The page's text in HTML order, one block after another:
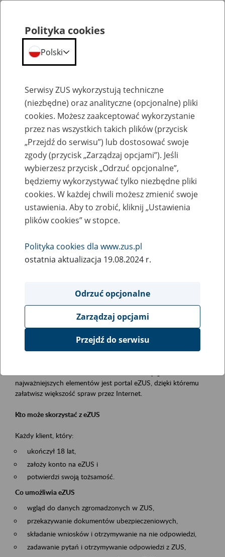
Szkolenia
Zaproś ZUS do siebie - zakładanie profili
eZUS w siedzibie Twojej firmy
Rodzaj wydarzenia
Szkolenia
Obszar merytoryczny
obsługa klientów
Opis wydarzenia
Platforma Usług Elektronicznych ZUS eZUS
najważniejszych elementów jest portal eZUS, dzięki któremu
załatwisz większość spraw przez Internet.
Kto może skorzystać z eZUS
Każdy klient, który:
ukończył 18 lat,
założy konto na eZUS i
potwierdzi swoją tożsamość.
Co umożliwia eZUS
wgląd do danych zgromadzonych w ZUS,
przekazywanie dokumentów ubezpieczeniowych,
składanie wniosków i otrzymywanie na nie odpowiedzi,
zadawanie pytań i otrzymywanie odpowiedzi z ZUS,
Polityka cookies
Polski
Serwisy ZUS wykorzystują techniczne
(niezbędne) oraz analityczne (opcjonalne) pliki
cookies. Możesz zaakceptować wykorzystanie
przez nas wszystkich takich plików (przycisk
„Przejdź do serwisu”) lub dostosować swoje
zgody (przycisk „Zarządzaj opcjami”). Jeśli
wybierzesz przycisk „Odrzuć opcjonalne”,
będziemy wykorzystywać tylko niezbędne pliki
cookies. W każdej chwili możesz zmienić swoje
ustawienia. Aby to zrobić, kliknij „Ustawienia
plików cookies” w stopce.
Polityka cookies dla www.zus.pl
ostatnia aktualizacja 19.08.2024 r.
Odrzuć opcjonalne
Zarządzaj opcjami
Przejdź do serwisu